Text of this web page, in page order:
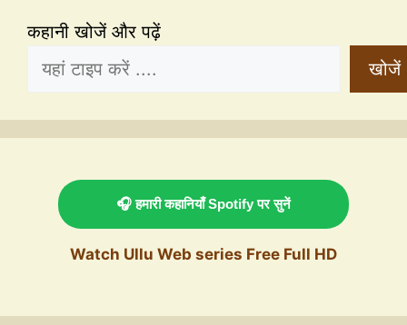
कहानी खोजें और पढ़ें
खोजें
🎧 हमारी कहानियाँ Spotify पर सुनें
Watch Ullu Web series Free Full HD